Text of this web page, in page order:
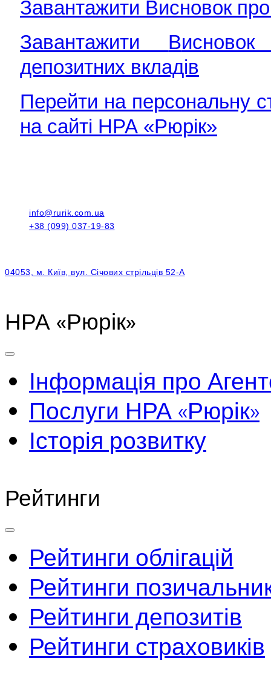
Завантажити Висновок про
Завантажити В
депозитних вкладів
Перейти на персональну
на сайті НРА «Рюрік»
info@rurik.com.ua
+38 (099) 037-19-83
04053, м. Київ, вул. Січових стрільців 52-А
НРА «Рюрік»
Інформація про
Послуги НРА «Рюрік»
Історія розвитку
Рейтинги
Рейтинги облігацій
Рейтинги
Рейтинги депозитів
Рейтинги страховиків